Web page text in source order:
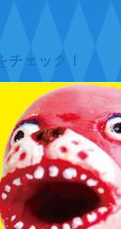
チェック！